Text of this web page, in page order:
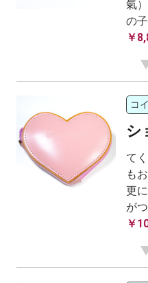
氣
の
￥
コ
シ
て
も
更
が
￥